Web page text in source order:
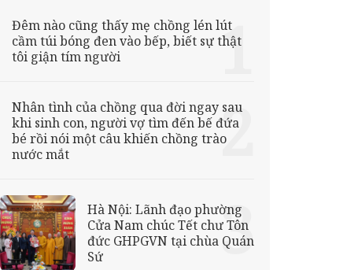
Đêm nào cũng thấy mẹ chồng lén lút
cầm túi bóng đen vào bếp, biết sự thật
tôi giận tím người
Nhân tình của chồng qua đời ngay sau
khi sinh con, người vợ tìm đến bế đứa
bé rồi nói một câu khiến chồng trào
nước mắt
Hà Nội: Lãnh đạo phường
Cửa Nam chúc Tết chư Tôn
đức GHPGVN tại chùa Quán
Sứ